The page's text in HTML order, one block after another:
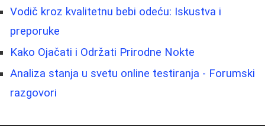
Vodič kroz kvalitetnu bebi odeću: Iskustva i
preporuke
Kako Ojačati i Održati Prirodne Nokte
Analiza stanja u svetu online testiranja - Forumski
razgovori